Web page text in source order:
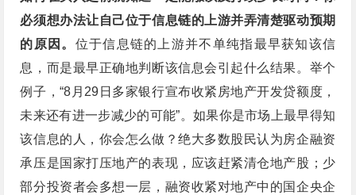
必须想办法让自己位于信息链的上游并弄清楚驱动预期
的原因。 位于信息链的上游并不单纯指最早获知该信
息，而是最早正确地判断该信息会引起什么结果。举个
例子，“8月29日多家银行宣布收紧房地产开发贷额度，
未来还有进一步减少的可能”。如果你是市场上最早得知
该信息的人，你会怎么做？绝大多数股民认为房企融资
承压是国家打压地产的表现，应该赶紧清仓地产股；少
部分投资者会多想一层，融资收紧对地产中的国企央企